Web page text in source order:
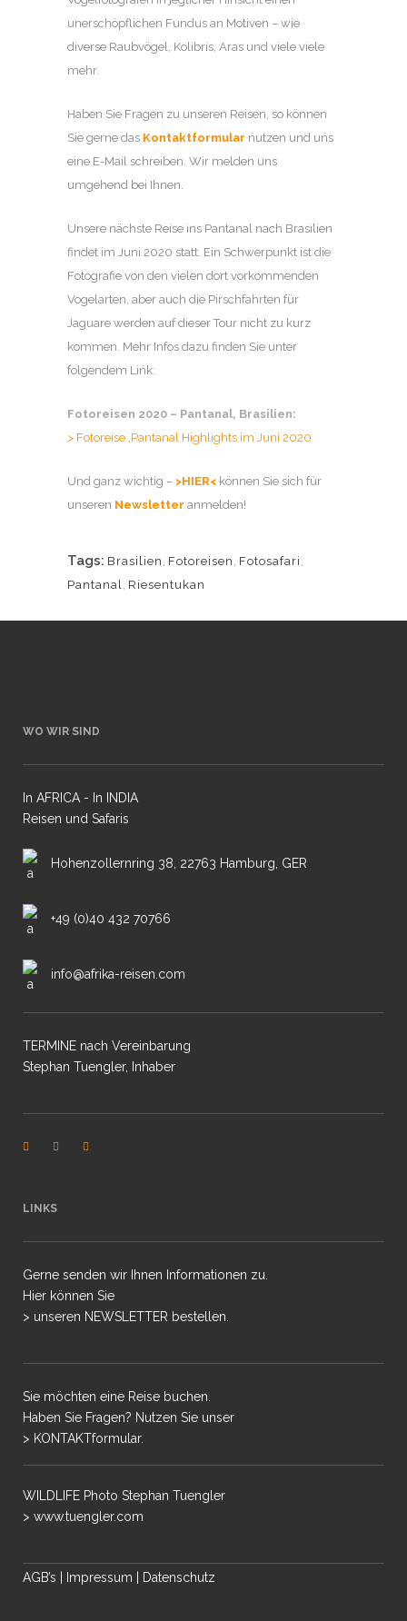
unerschöpflichen Fundus an Motiven – wie
diverse Raubvögel, Kolibris, Aras und viele viele
mehr.
Haben Sie Fragen zu unseren Reisen, so können
Sie gerne das Kontaktformular nutzen und uns
eine E-Mail schreiben. Wir melden uns
umgehend bei Ihnen.
Unsere nächste Reise ins Pantanal nach Brasilien
findet im Juni 2020 statt. Ein Schwerpunkt ist die
Fotografie von den vielen dort vorkommenden
Vogelarten, aber auch die Pirschfahrten für
Jaguare werden auf dieser Tour nicht zu kurz
kommen. Mehr Infos dazu finden Sie unter
folgendem Link:
Fotoreisen 2020 – Pantanal, Brasilien:
> Fotoreise ‚Pantanal Highlights im Juni 2020
Und ganz wichtig – >HIER< können Sie sich für
unseren Newsletter anmelden!
Tags: Brasilien , Fotoreisen , Fotosafari ,
Pantanal, Riesentukan
WO WIR SIND
In AFRICA - In INDIA
Reisen und Safaris
Hohenzollernring 38, 22763 Hamburg, GER
+49 (0)40 432 70766
info@afrika-reisen.com
TERMINE nach Vereinbarung
Stephan Tuengler, Inhaber
LINKS
Gerne senden wir Ihnen Informationen zu.
Hier können Sie
> unseren NEWSLETTER bestellen.
Sie möchten eine Reise buchen.
Haben Sie Fragen? Nutzen Sie unser
> KONTAKTformular.
WILDLIFE Photo Stephan Tuengler
> www.tuengler.com
AGB’s Impressum Datenschutz